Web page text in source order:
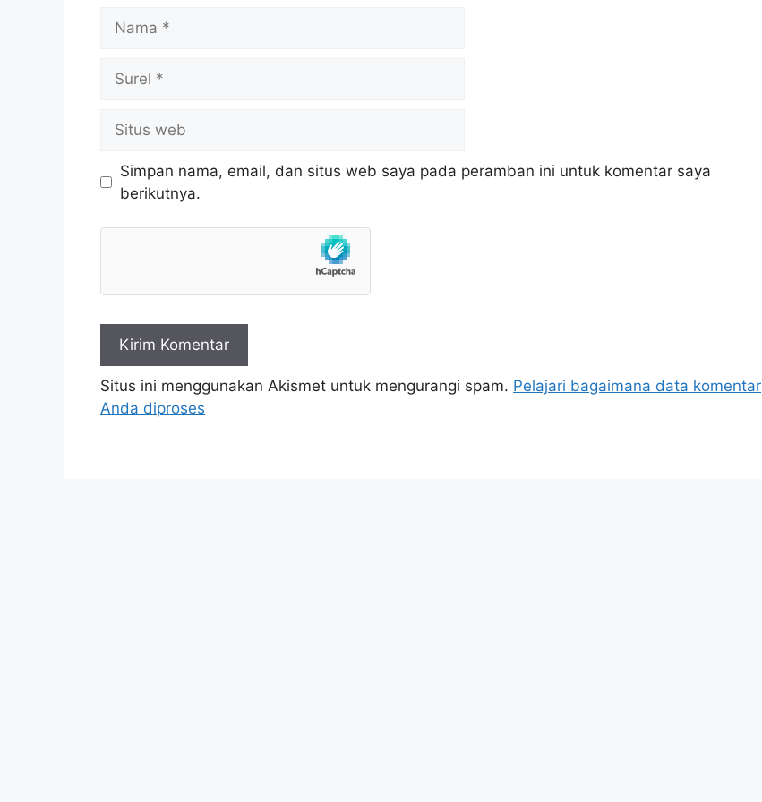
web
Simpan nama, email, dan situs web saya pada peramban ini untuk komentar saya
berikutnya.
Situs ini menggunakan Akismet untuk mengurangi spam. Pelajari bagaimana data komentar
Anda diproses